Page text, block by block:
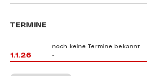
TERMINE
noch keine Termine bekannt
1.1.26 -